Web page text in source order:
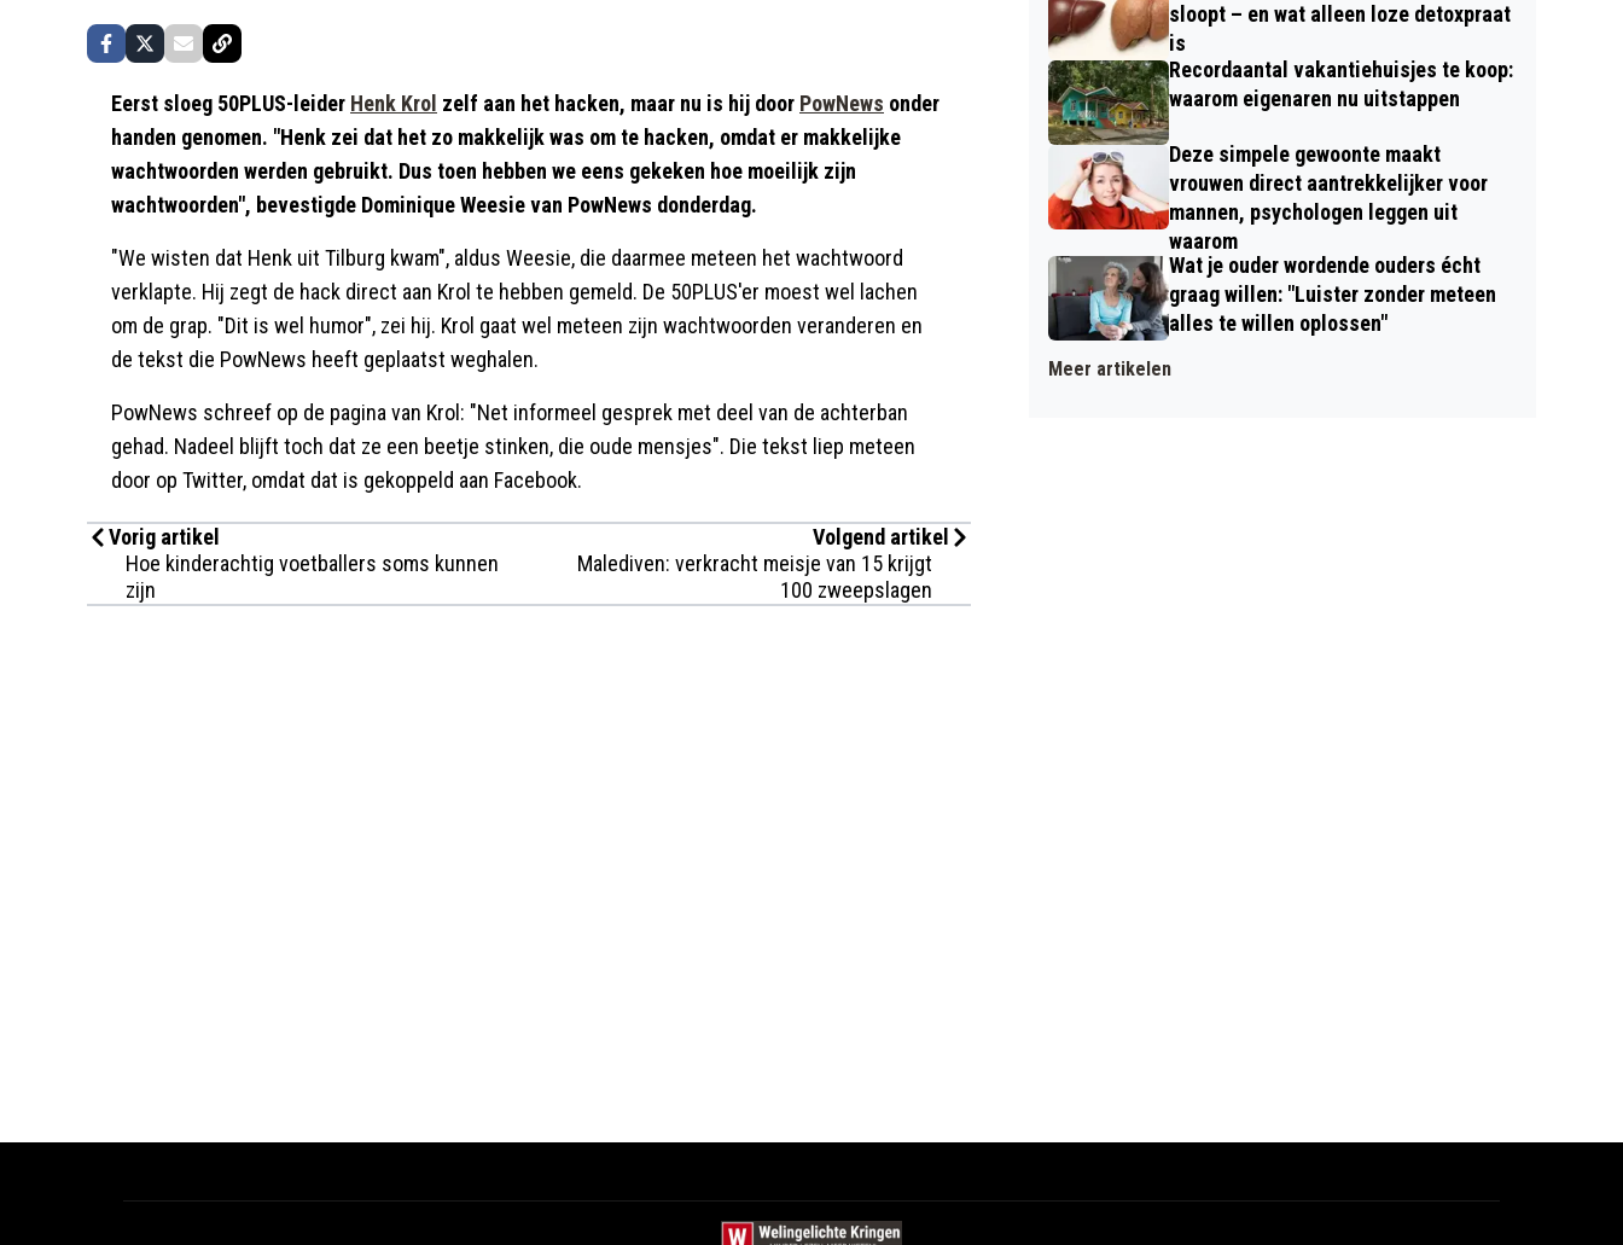
Eerst sloeg 50PLUS-leider Henk Krol zelf aan het hacken, maar nu is hij door PowNews onder
handen genomen. "Henk zei dat het zo makkelijk was om te hacken, omdat er makkelijke
wachtwoorden werden gebruikt. Dus toen hebben we eens gekeken hoe moeilijk zijn
wachtwoorden", bevestigde Dominique Weesie van PowNews donderdag.
"We wisten dat Henk uit Tilburg kwam", aldus Weesie, die daarmee meteen het wachtwoord
verklapte. Hij zegt de hack direct aan Krol te hebben gemeld. De 50PLUS'er moest wel lachen
om de grap. "Dit is wel humor", zei hij. Krol gaat wel meteen zijn wachtwoorden veranderen en
de tekst die PowNews heeft geplaatst weghalen.
PowNews schreef op de pagina van Krol: "Net informeel gesprek met deel van de achterban
gehad. Nadeel blijft toch dat ze een beetje stinken, die oude mensjes". Die tekst liep meteen
door op Twitter, omdat dat is gekoppeld aan Facebook.
Vorig artikel
Hoe kinderachtig voetballers soms kunnen
zijn
Volgend artikel
Malediven: verkracht meisje van 15 krijgt
100 zweepslagen
sloopt – en wat alleen loze detoxpraat
is
Recordaantal vakantiehuisjes te koop:
waarom eigenaren nu uitstappen
Deze simpele gewoonte maakt
vrouwen direct aantrekkelijker voor
mannen, psychologen leggen uit
waarom
Wat je ouder wordende ouders écht
graag willen: "Luister zonder meteen
alles te willen oplossen"
Meer artikelen